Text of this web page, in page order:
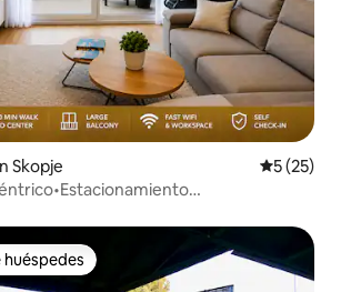
Skopje
5 (25)
Favorito entre huéspedes